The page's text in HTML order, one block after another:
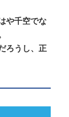
や千空でな
ろうし、正